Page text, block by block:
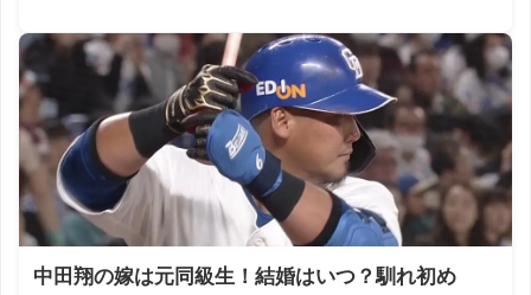
中田翔の嫁は元同級生！結婚はいつ？馴れ初め